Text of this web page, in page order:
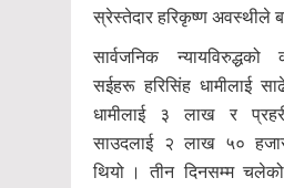
स्रेस्तेदार हरिकृष्ण अवस्थीले
सार्वजनिक
सईहरू हरिसिंह धामीलाई
धामीलाई ३ लाख र
साउदलाई २ लाख ५० हजार
थियो । तीन दिनसम्म